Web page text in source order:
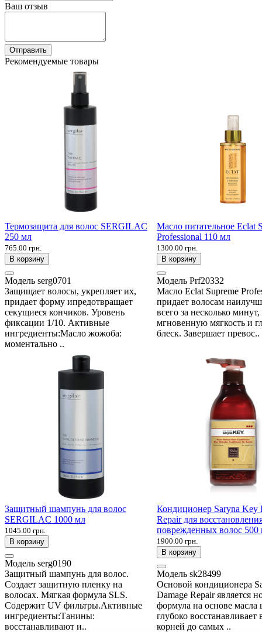
Ваш отзыв
Отправить
Рекомендуемые товары
Термозащита для волос SERGILAC
250 мл
765.00 грн.
В корзину
Модель serg0701
Защищает волосы, укрепляет их,
придает форму ипредотвращает
секущиеся кончиков. Уровень
фиксации 1/10. Активные
ингредиенты:Масло жожоба:
моментально ..
Масло питательное Eclat
Professional 110 мл
1300.00 грн.
В корзину
Модель Prf20332
Масло Eclat Supreme
придает волосам
всего за несколько
мгновенную мягкость и
блеск. Завершает превос..
Защитный шампунь для волос
SERGILAC 1000 мл
1045.00 грн.
В корзину
Модель serg0190
Защитный шампунь для волос.
Создает защитную пленку на
волосах. Мягкая формула SLS.
Содержит UV фильтры.Активные
ингредиенты:Танины:
восстанавливают и..
Кондиционер Saryna Key
Repair для
поврежденных волос 500
1900.00 грн.
В корзину
Модель sk28499
Основой кондиционера
Damage Repair является
формула на основе масла
глубоко восстанавливает
корней до самых ..